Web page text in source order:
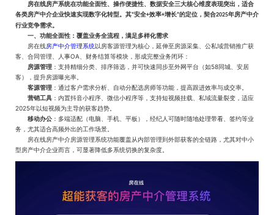
房在线房产系统在功能全面性、操作便捷性、数据安全三大核心维度表现突出，适合
各类房产中介企业快速实现数字化转型。其“安全+效率+增长”的定位，契合2025年房产中介
行业竞争需求。
一、功能全面性：覆盖业务全流程，满足多样化需求
房在线房产中介管理系统以房客源管理为核心，延伸至房源采集、公私域营销推广获
客、合同管理、人事OA、财务结算等模块，形成完整业务闭环：
房源管理 ：支持精细分类、排序筛选，并可快速同步至外网平台（如58同城、安居
客），提升房源曝光率。
客源管理 ：通过客户需求分析、自动分配选房师等功能，提高跟进效率与成交率。
营销工具 ：内置抖音小程序、微信小程序等，支持短视频挂载、私域流量裂变，适应
2025年以短视频为主导的获客趋势。
移动办公 ：多端适配（电脑、手机、平板），经纪人可随时随地处理带看、签约等业
务，尤其适合高频外出的工作场景。
房在线房产中介房源管理系统功能覆盖从内部管理到外部获客的全链路，尤其对中小
型房产中介企业而言，可显著降低多系统切换的复杂度。